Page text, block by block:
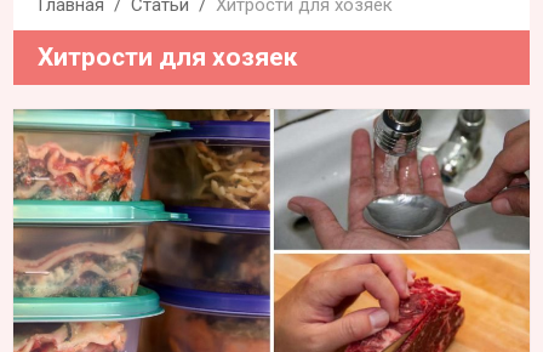
Главная Статьи Хитрости для хозяек
Хитрости для хозяек